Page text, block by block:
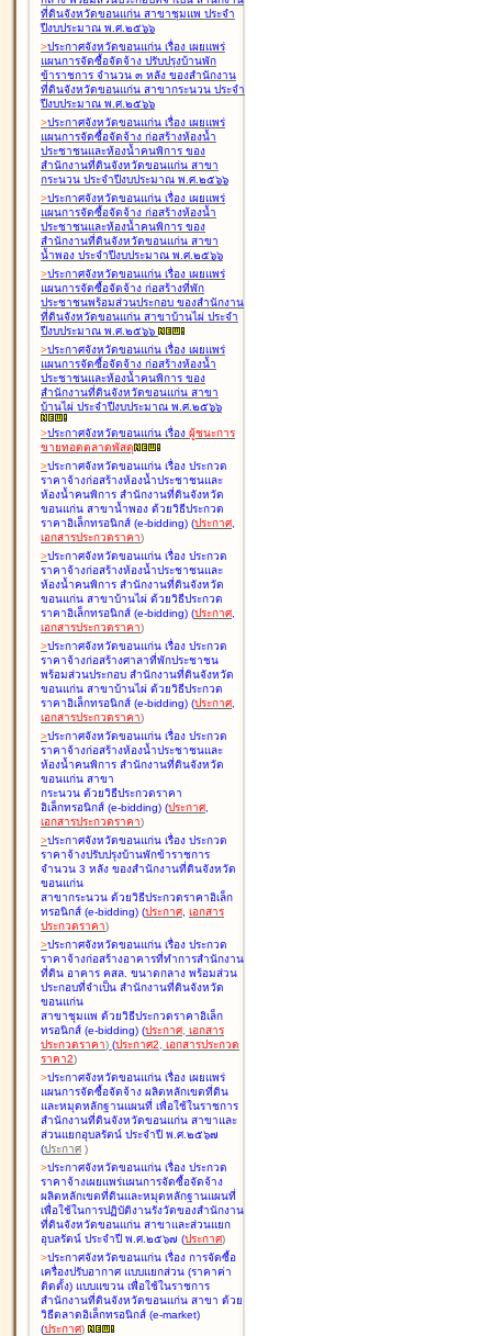
ที่ดินจังหวัดขอนแก่น สาขาชุมแพ ประจำ
ปีงบประมาณ พ.ศ.๒๕๖๖
>ประกาศจังหวัดขอนแก่น เรื่อง เผยแพร่
แผนการจัดซื้อจัดจ้าง ปรับปรุงบ้านพัก
ข้าราชการ จำนวน ๓ หลัง ของสำนักงาน
ที่ดินจังหวัดขอนแก่น สาขากระนวน ประจำ
ปีงบประมาณ พ.ศ.๒๕๖๖
>ประกาศจังหวัดขอนแก่น เรื่อง เผยแพร่
แผนการจัดซื้อจัดจ้าง ก่อสร้างห้องน้ำ
ประชาชนและห้องน้ำคนพิการ ของ
สำนักงานที่ดินจังหวัดขอนแก่น สาขา
กระนวน ประจำปีงบประมาณ พ.ศ.๒๕๖๖
>ประกาศจังหวัดขอนแก่น เรื่อง เผยแพร่
แผนการจัดซื้อจัดจ้าง ก่อสร้างห้องน้ำ
ประชาชนและห้องน้ำคนพิการ ของ
สำนักงานที่ดินจังหวัดขอนแก่น สาขา
น้ำพอง ประจำปีงบประมาณ พ.ศ.๒๕๖๖
>ประกาศจังหวัดขอนแก่น เรื่อง เผยแพร่
แผนการจัดซื้อจัดจ้าง ก่อสร้างที่พัก
ประชาชนพร้อมส่วนประกอบ ของสำนักงาน
ที่ดินจังหวัดขอนแก่น สาขาบ้านไผ่ ประจำ
ปีงบประมาณ พ.ศ.๒๕๖๖
>ประกาศจังหวัดขอนแก่น เรื่อง เผยแพร่
แผนการจัดซื้อจัดจ้าง ก่อสร้างห้องน้ำ
ประชาชนและห้องน้ำคนพิการ ของ
สำนักงานที่ดินจังหวัดขอนแก่น สาขา
บ้านไผ่ ประจำปีงบประมาณ พ.ศ.๒๕๖๖
>ประกาศจังหวัดขอนแก่น เรื่อง ผู้ชนะการ
ขายทอดตลาดพัสดุ
>ประกาศจังหวัดขอนแก่น เรื่อง ประกวด
ราคาจ้างก่อสร้างห้องน้ำประชาชนและ
ห้องน้ำคนพิการ สำนักงานที่ดินจังหวัด
ขอนแก่น สาขาน้ำพอง ด้วยวิธีประกวด
ราคาอิเล็กทรอนิกส์ (e-bidding) (ประกาศ,
เอกสารประกวดราคา)
>ประกาศจังหวัดขอนแก่น เรื่อง ประกวด
ราคาจ้างก่อสร้างห้องน้ำประชาชนและ
ห้องน้ำคนพิการ สำนักงานที่ดินจังหวัด
ขอนแก่น สาขาบ้านไผ่ ด้วยวิธีประกวด
ราคาอิเล็กทรอนิกส์ (e-bidding) (ประกาศ,
เอกสารประกวดราคา)
>ประกาศจังหวัดขอนแก่น เรื่อง ประกวด
ราคาจ้างก่อสร้างศาลาที่พักประชาชน
พร้อมส่วนประกอบ สำนักงานที่ดินจังหวัด
ขอนแก่น สาขาบ้านไผ่ ด้วยวิธีประกวด
ราคาอิเล็กทรอนิกส์ (e-bidding) (ประกาศ,
เอกสารประกวดราคา)
>ประกาศจังหวัดขอนแก่น เรื่อง ประกวด
ราคาจ้างก่อสร้างห้องน้ำประชาชนและ
ห้องน้ำคนพิการ สำนักงานที่ดินจังหวัด
ขอนแก่น สาขา
กระนวน ด้วยวิธีประกวดราคา
อิเล็กทรอนิกส์ (e-bidding) (ประกาศ,
เอกสารประกวดราคา)
>ประกาศจังหวัดขอนแก่น เรื่อง ประกวด
ราคาจ้างปรับปรุงบ้านพักข้าราชการ
จำนวน 3 หลัง ของสำนักงานที่ดินจังหวัด
ขอนแก่น
สาขากระนวน ด้วยวิธีประกวดราคาอิเล็ก
ทรอนิกส์ (e-bidding) (ประกาศ, เอกสาร
ประกวดราคา)
>ประกาศจังหวัดขอนแก่น เรื่อง ประกวด
ราคาจ้างก่อสร้างอาคารที่ทำการสำนักงาน
ที่ดิน อาคาร คสล. ขนาดกลาง พร้อมส่วน
ประกอบที่จำเป็น สำนักงานที่ดินจังหวัด
ขอนแก่น
สาขาชุมแพ ด้วยวิธีประกวดราคาอิเล็ก
ทรอนิกส์ (e-bidding) (ประกาศ, เอกสาร
ประกวดราคา) (ประกาศ2, เอกสารประกวด
ราคา2)
>ประกาศจังหวัดขอนแก่น เรื่อง เผยแพร่
แผนการจัดซื้อจัดจ้าง ผลิตหลักเขตที่ดิน
และหมุดหลักฐานแผนที่ เพื่อใช้ในราชการ
สำนักงานที่ดินจังหวัดขอนแก่น สาขาและ
ส่วนแยกอุบลรัตน์ ประจำปี พ.ศ.๒๕๖๗
(ประกาศ )
>ประกาศจังหวัดขอนแก่น เรื่อง ประกวด
ราคาจ้างเผยแพร่แผนการจัดซื้อจัดจ้าง
ผลิตหลักเขตที่ดินและหมุดหลักฐานแผนที่
เพื่อใช้ในการปฏิบัติงานรังวัดของสำนักงาน
ที่ดินจังหวัดขอนแก่น สาขาและส่วนแยก
อุบลรัตน์ ประจำปี พ.ศ.๒๕๖๗ (ประกาศ)
>ประกาศจังหวัดขอนแก่น เรื่อง การจัดซื้อ
เครื่องปรับอากาศ แบบแยกส่วน (ราคาค่า
ติดตั้ง) แบบแขวน เพื่อใช้ในราชการ
สำนักงานที่ดินจังหวัดขอนแก่น สาขา ด้วย
วิธีตลาดอิเล็กทรอนิกส์ (e-market)
(ประกาศ)